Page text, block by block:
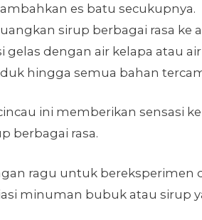
es batu secukupnya.
sirup berbagai rasa ke
gelas dengan air kelapa atau
hingga semua bahan
ini memberikan sensasi
berbagai rasa.
ragu untuk bereksperimen
minuman bubuk atau sirup